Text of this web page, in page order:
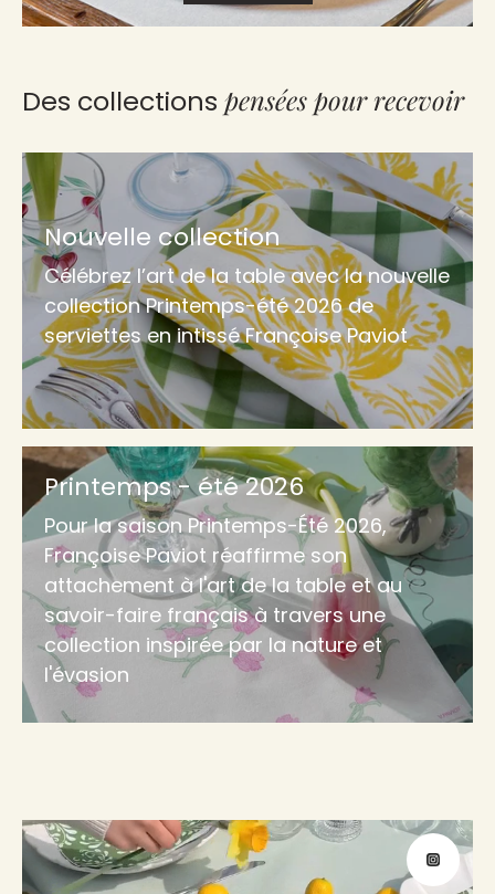
Des collections pensées pour recevoir
Nouvelle collection
Célébrez l’art de la table avec la nouvelle
collection Printemps-été 2026 de
serviettes en intissé Françoise Paviot
Printemps - été 2026
Pour la saison Printemps-Été 2026,
Françoise Paviot réaffirme son
attachement à l'art de la table et au
savoir-faire français à travers une
collection inspirée par la nature et
l'évasion